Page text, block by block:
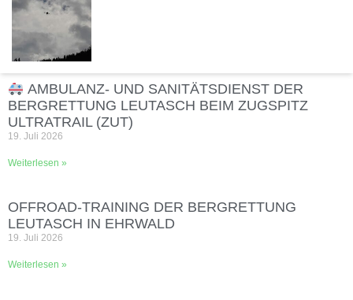
AMBULANZ- UND SANITÄTSDIENST DER
BERGRETTUNG LEUTASCH BEIM ZUGSPITZ
ULTRATRAIL (ZUT)
19. Juli 2026
Weiterlesen »
OFFROAD‑TRAINING DER BERGRETTUNG
LEUTASCH IN EHRWALD
19. Juli 2026
Weiterlesen »